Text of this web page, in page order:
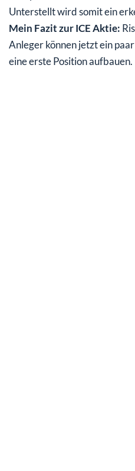
Unterstellt wird somit ein
Mein Fazit zur ICE Aktie:
Anleger können jetzt ein
eine erste Position aufbauen.